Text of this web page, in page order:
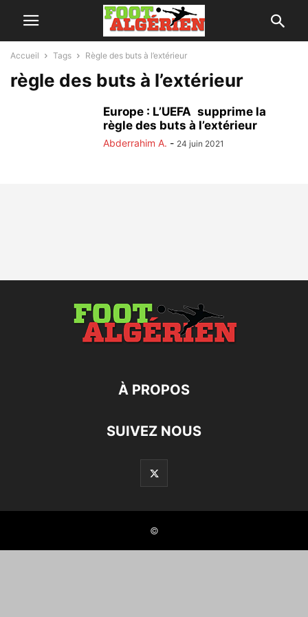
Accueil Tags Règle des buts à l’extérieur
règle des buts à l’extérieur
Europe : L’UEFA supprime la
règle des buts à l’extérieur
Abderrahim A. - 24 juin 2021
À PROPOS
SUIVEZ NOUS
©